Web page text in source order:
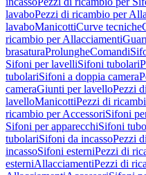
lavaboPezzi di ricambio per
lavaboManicottiCurve tecniche
ricambio per Allacciamenti
brasaturaProlungheComandi
Sifoni per lavelliSifoni tubolari
tubolariSifoni a doppia camera
cameraGiunti per lavelloPezzi
lavelloManicottiPezzi di
ricambio per AccessoriSifoni
Sifoni per apparecchiSifoni
tubolariSifoni da incassoPezzi
incassoSifoni esterniPezzi di
esterniAllacciamentiPezzi di